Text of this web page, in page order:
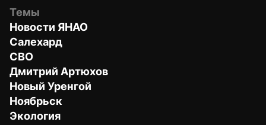
Темы
Новости ЯНАО
Салехард
СВО
Дмитрий Артюхов
Новый Уренгой
Ноябрьск
Экология